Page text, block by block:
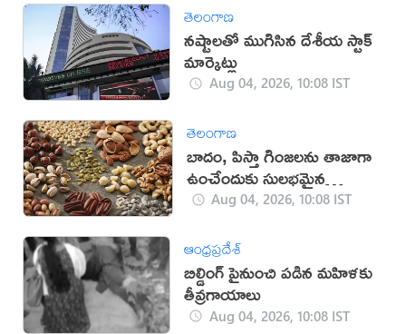
తెలంగాణ
నష్టాలతో ముగిసిన దేశీయ స్టాక్
మార్కెట్లు
Aug 04, 2026, 10:08 IST
తెలంగాణ
బాదం, పిస్తా గింజలను తాజాగా
ఉంచేందుకు సులభమైన
చిట్కాలు!
Aug 04, 2026, 10:08 IST
ఆంధ్రప్రదేశ్
బిల్డింగ్​ పైనుంచి పడిన మహిళకు
తీవ్రగాయాలు
Aug 04, 2026, 10:08 IST